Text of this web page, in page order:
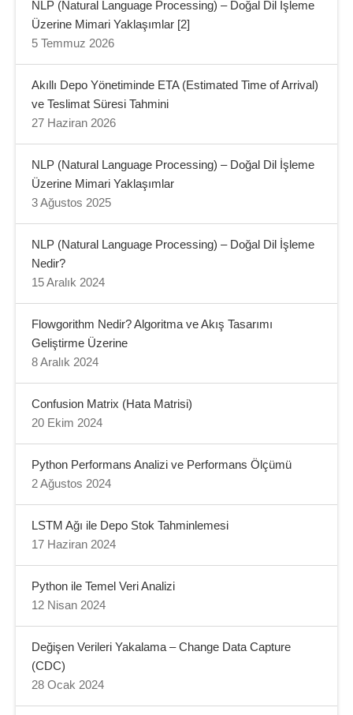
NLP (Natural Language Processing) – Doğal Dil İşleme
Üzerine Mimari Yaklaşımlar [2]
5 Temmuz 2026
Akıllı Depo Yönetiminde ETA (Estimated Time of Arrival)
ve Teslimat Süresi Tahmini
27 Haziran 2026
NLP (Natural Language Processing) – Doğal Dil İşleme
Üzerine Mimari Yaklaşımlar
3 Ağustos 2025
NLP (Natural Language Processing) – Doğal Dil İşleme
Nedir?
15 Aralık 2024
Flowgorithm Nedir? Algoritma ve Akış Tasarımı
Geliştirme Üzerine
8 Aralık 2024
Confusion Matrix (Hata Matrisi)
20 Ekim 2024
Python Performans Analizi ve Performans Ölçümü
2 Ağustos 2024
LSTM Ağı ile Depo Stok Tahminlemesi
17 Haziran 2024
Python ile Temel Veri Analizi
12 Nisan 2024
Değişen Verileri Yakalama – Change Data Capture
(CDC)
28 Ocak 2024